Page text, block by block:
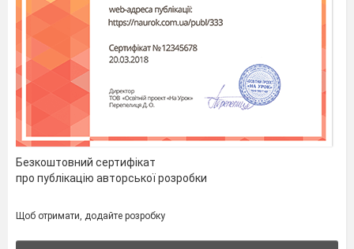
Безкоштовний сертифікат
про публікацію авторської розробки
Щоб отримати, додайте розробку